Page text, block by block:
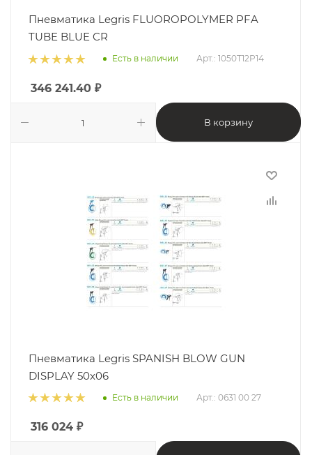
Пневматика Legris FLUOROPOLYMER PFA
TUBE BLUE CR
Есть в наличии Арт.: 1050T12P14
346 241.40 ₽
В корзину
Пневматика Legris SPANISH BLOW GUN
DISPLAY 50x06
Есть в наличии Арт.: 0631 00 27
316 024 ₽